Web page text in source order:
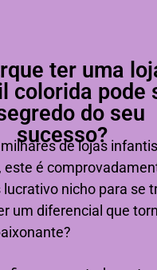
ter uma
colorida pode
do seu
sucesso?
de lojas
este é
nicho para se
um diferencial que